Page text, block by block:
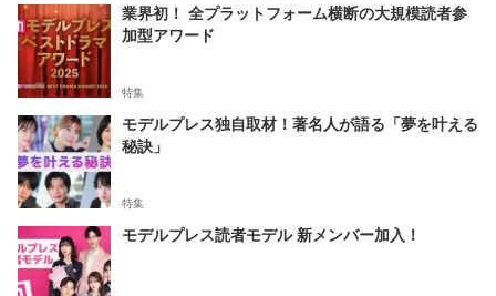
業界初！ 全プラットフォーム横断の大規模読者参
加型アワード
特集
モデルプレス独自取材！著名人が語る「夢を叶える
秘訣」
特集
モデルプレス読者モデル 新メンバー加入！